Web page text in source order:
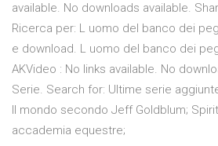
available. No downloads available.
Ricerca per: L uomo del banco dei
e download. L uomo del banco dei
AKVideo : No links available. No
Serie. Search for: Ultime serie
Il mondo secondo Jeff Goldblum;
accademia equestre;